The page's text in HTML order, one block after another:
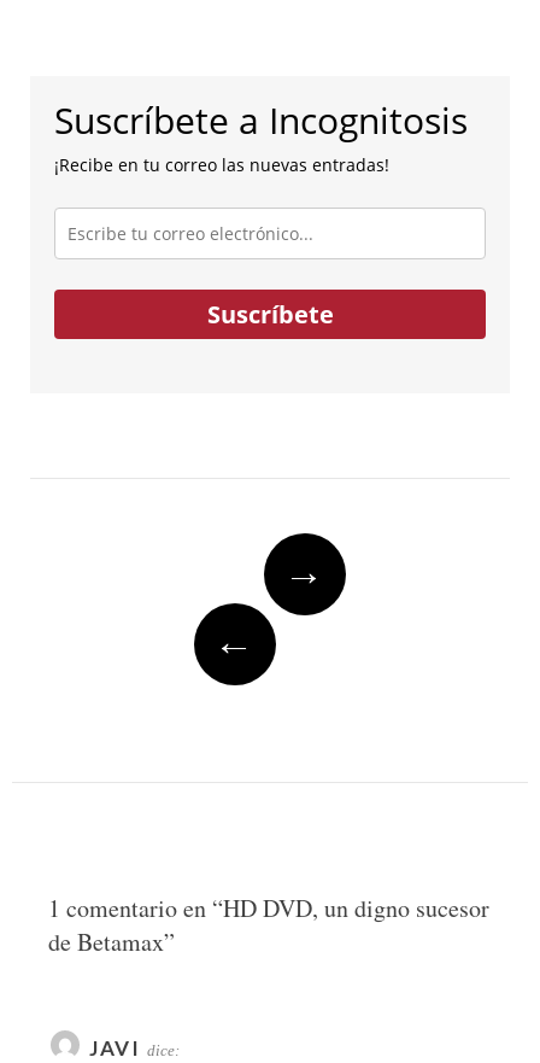
Suscríbete a Incognitosis
¡Recibe en tu correo las nuevas entradas!
Escribe
tu
correo
electrónico...
Suscríbete
→
←
1 comentario en “HD DVD, un digno sucesor
de Betamax”
JAVI dice: